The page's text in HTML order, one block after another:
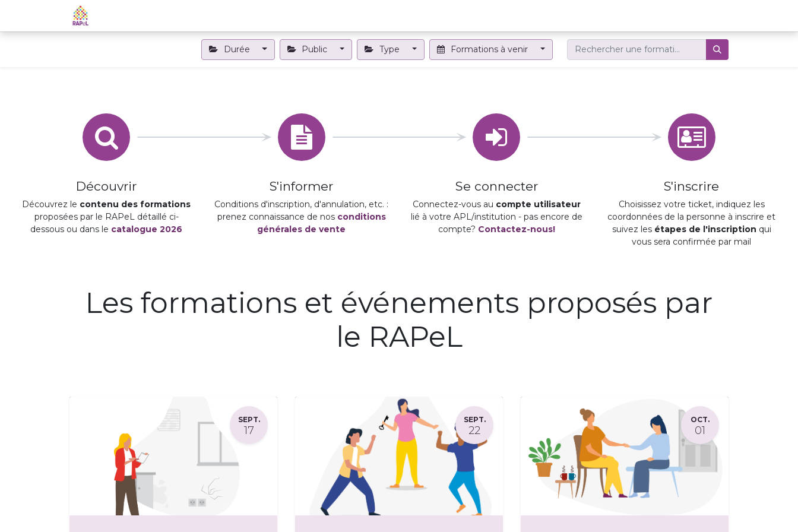
Durée Public Type Formations à venir
Découvrir
Découvrez le contenu des formations
proposées par le RAPeL détaillé ci-
dessous ou dans le catalogue 2026
S'informer
Conditions d'inscription, d'annulation, etc. :
prenez connaissance de nos conditions
générales de vente
Se connecter
Connectez-vous au compte utilisateur
lié à votre APL/institution - pas encore de
compte? Contactez-nous!
S'inscrire
Choisissez votre ticket, indiquez les
coordonnées de la personne à inscrire et
suivez les étapes de l'inscription qui
vous sera confirmée par mail
Les formations et événements proposés par
le RAPeL
SEPT.
17
SEPT.
22
OCT.
01